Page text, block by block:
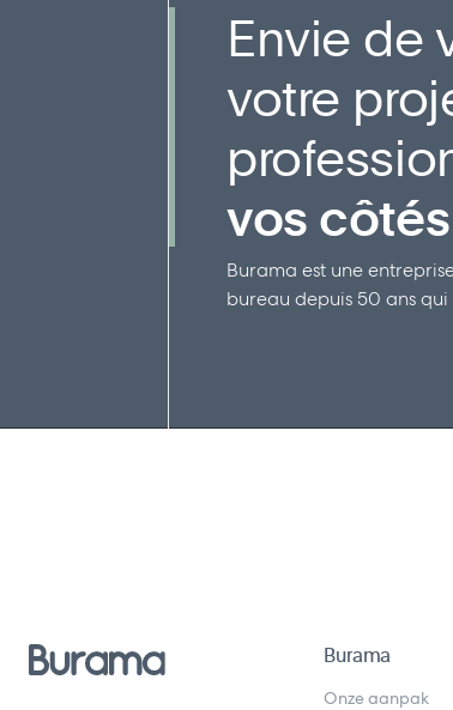
Envie de
votre
vos
Burama est une
bureau depuis 50 ans
Burama
Onze aanpak